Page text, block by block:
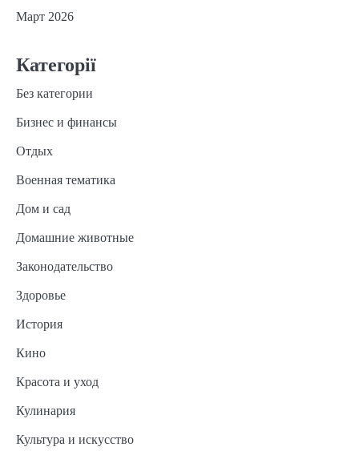
Март 2026
Категорії
Без категории
Бизнес и финансы
Отдых
Военная тематика
Дом и сад
Домашние животные
Законодательство
Здоровье
История
Кино
Красота и уход
Кулинария
Культура и искусство